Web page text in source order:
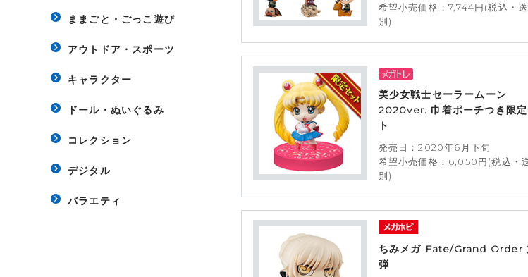
ままごと・ごっこ遊び
アウトドア・スポーツ
キャラクター
ドール・ぬいぐるみ
コレクション
デジタル
バラエティ
希望小売価格：7,744円(税込・
別)
美少女戦士セーラームーン
2020ver. 巾着ポーチつき限定
ト
発売日：2020年6月下旬
希望小売価格：6,050円(税込・
別)
ちみメガ Fate/Grand Order
弾